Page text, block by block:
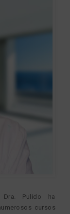
Pulido ha
cursos